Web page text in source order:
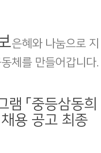
은혜와 나눔으로 지
체를 만들어갑니다.
「중등삼동희
채용 공고 최종